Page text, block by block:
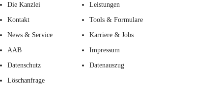
Die Kanzlei Leistungen
Kontakt Tools & Formulare
News & Service Karriere & Jobs
AAB Impressum
Datenschutz Datenauszug
Löschanfrage